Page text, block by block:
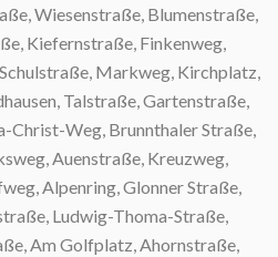
Wiesenstraße, Blumenstraße,
Kiefernstraße, Finkenweg,
Markweg, Kirchplatz,
Talstraße, Gartenstraße,
Christ-Weg, Brunnthaler Straße,
Auenstraße, Kreuzweg,
Alpenring, Glonner Straße,
Ludwig-Thoma-Straße,
Am Golfplatz, Ahornstraße,